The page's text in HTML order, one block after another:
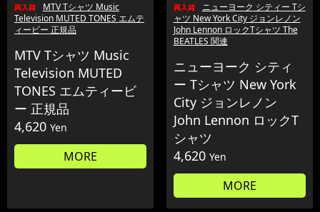
MTV Tシャツ Music
Television MUTED TONES エムテ
ィービー 正規品
MTV Tシャツ Music
Television MUTED
TONES エムティービ
ー 正規品
4,620 Yen
MORE
ニューヨーク シティー Tシ
ャツ New York City ジョンレノン
John Lennon ロックTシャツ The
BEATLES 関連
ニューヨーク シティ
ー Tシャツ New York
City ジョンレノン
John Lennon ロックT
シャツ
4,620 Yen
MORE